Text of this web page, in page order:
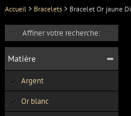
Accueil > Bracelets > Bracelet Or jaune
Affiner votre recherche:
Matière
Argent
Or blanc